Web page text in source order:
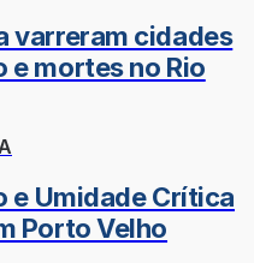
varreram cidades
e mortes no Rio
e Umidade Crítica
Porto Velho